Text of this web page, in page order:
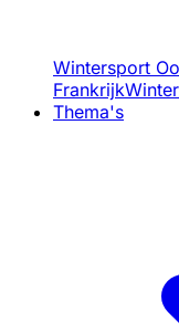
Wintersport
Frankrijk
Thema's